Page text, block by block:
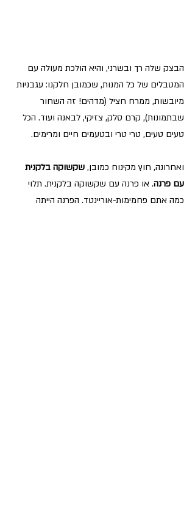
הבצק שלה רך ובשרני, והיא הולכת מעולה עם
המטבלים של כל המנות, שכמובן חלקנו: עגבניות
מיובשות, ממרח חציל (מדהים! זה השחור
שבתמונות), קרם סלק, צזיקי, לבאנה ועוד. הכל
טעים טעים, טרי טרי ובטעמים חיים ומרימים.
ואחרונה, חוץ מקינוח כמובן, שקשוקה בלקנית
עם פרנה. או פרנה עם שקשוקה בלקנית. תלוי
כמה אתם פחמימות-אוריינטד. הפרנה הייתה